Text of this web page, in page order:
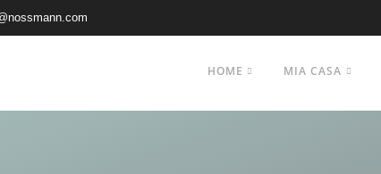
HOME MIA CASA